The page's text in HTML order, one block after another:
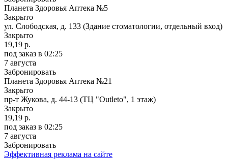
Планета Здоровья Аптека №5
Закрыто
ул. Слободская, д. 133 (Здание стоматологии, отдельный вход)
Закрыто
19,19 р.
под заказ в 02:25
7 августа
Забронировать
Планета Здоровья Аптека №21
Закрыто
пр-т Жукова, д. 44-13 (ТЦ "Outleto", 1 этаж)
Закрыто
19,19 р.
под заказ в 02:25
7 августа
Забронировать
Эффективная реклама на сайте